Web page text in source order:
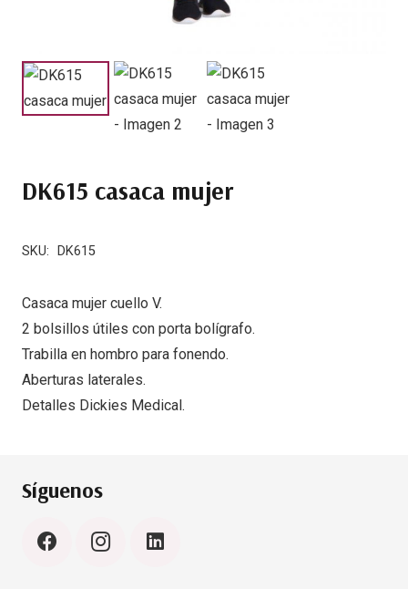
DK615 casaca mujer
SKU: DK615
Casaca mujer cuello V.
2 bolsillos útiles con porta bolígrafo.
Trabilla en hombro para fonendo.
Aberturas laterales.
Detalles Dickies Medical.
Síguenos